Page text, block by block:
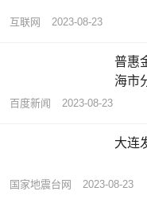
互联网 2023-08-23
普惠
海市
百度新闻 2023-08-23
大连
国家地震台网 2023-08-23